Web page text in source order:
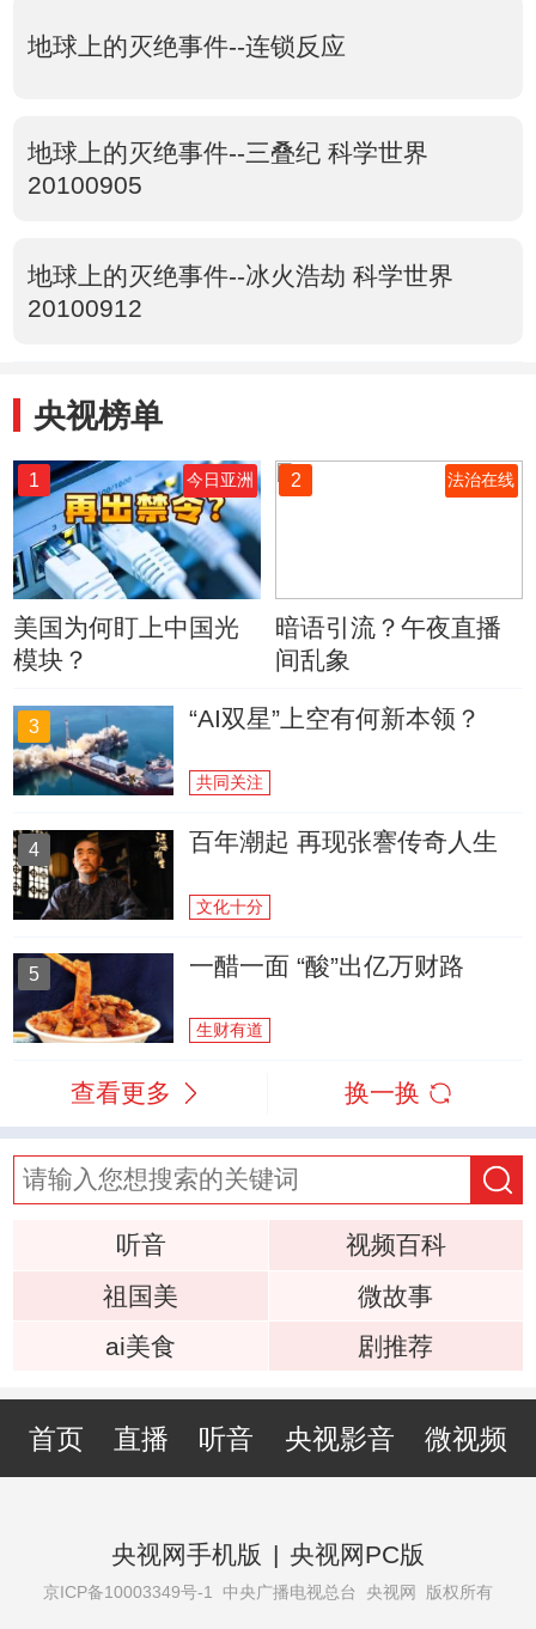
地球上的灭绝事件--连锁反应
地球上的灭绝事件--三叠纪 科学世界
20100905
地球上的灭绝事件--冰火浩劫 科学世界
20100912
央视榜单
1 今日亚洲
美国为何盯上中国光
模块？
2 法治在线
暗语引流？午夜直播
间乱象
3 “AI双星”上空有何新本领？
共同关注
4 百年潮起 再现张謇传奇人生
文化十分
5 一醋一面 “酸”出亿万财路
生财有道
查看更多 换一换
听音
视频百科
祖国美
微故事
ai美食
剧推荐
首页 直播 听音 央视影音 微视频
央视网手机版 | 央视网PC版
京ICP备10003349号-1 中央广播电视总台 央视网 版权所有